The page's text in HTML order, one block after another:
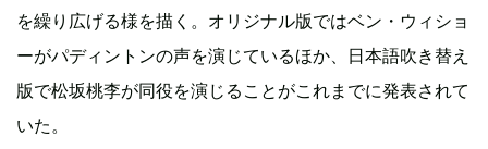
を繰り広げる様を描く。オリジナル版ではベン・ウィショ
ーがパディントンの声を演じているほか、日本語吹き替え
版で松坂桃李が同役を演じることがこれまでに発表されて
いた。